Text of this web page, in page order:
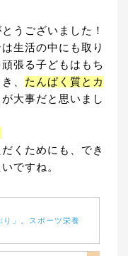
うございました！
生活の中にも取り
張る子どもはもち
、 たんぱく質とカ
大事だと思いまし
くためにも、でき
ですね。
」。スポーツ栄養